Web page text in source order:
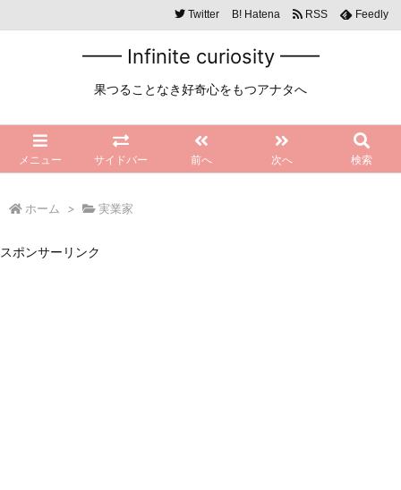
━━ Infinite curiosity ━━
果つることなき好奇心をもつアナタへ
メニュー サイドバー 前へ 次へ 検索
Twitter B! Hatena RSS Feedly
ホーム > 実業家
スポンサーリンク